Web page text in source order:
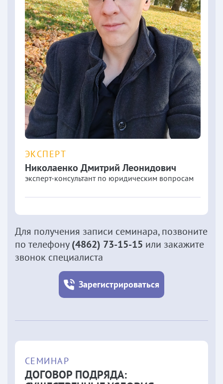
ЭКСПЕРТ
Николаенко Дмитрий Леонидович
эксперт-консультант по юридическим вопросам
Для получения записи семинара, позвоните
по телефону(4862) 73-15-15 или закажите
звонок специалиста
Зарегистрироваться
СЕМИНАР
ДОГОВОР ПОДРЯДА: